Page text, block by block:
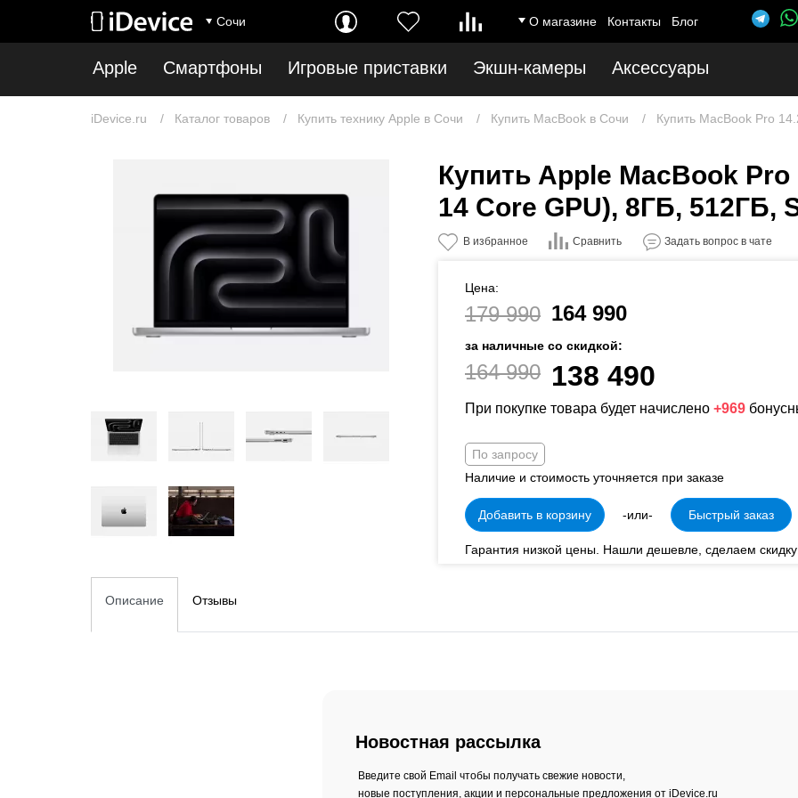
Сочи О магазине Контакты Блог
Apple Смартфоны Игровые приставки Экшн-камеры Аксессуары
iDevice.ru Каталог товаров Купить технику Apple в Сочи Купить MacBook в Сочи Купить MacBook Pro
Купить Apple MacBook Pro
14 Core GPU), 8ГБ, 512ГБ,
В избранное Сравнить Задать вопрос в чате
Цена:
179 990 164 990
за наличные со скидкой:
164 990 138 490
При покупке товара будет начислено +969
По запросу
Наличие и стоимость уточняется при заказе
Добавить в корзину -или- Быстрый заказ
Гарантия низкой цены. Нашли дешевле, сделаем
Описание Отзывы
Новостная рассылка
Введите свой Email чтобы получать свежие новости,
новые поступления, акции и персональные предложения от iDevice.ru